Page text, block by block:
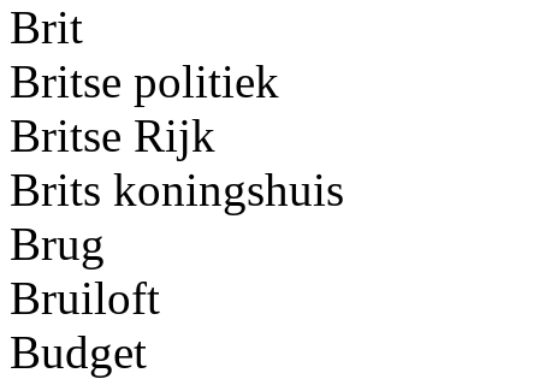
Brit
Britse politiek
Britse Rijk
Brits koningshuis
Brug
Bruiloft
Budget